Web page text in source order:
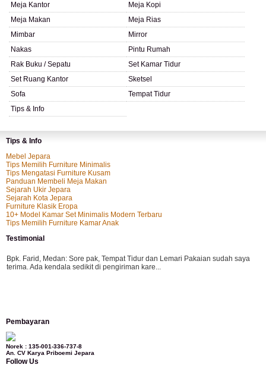
Meja Kantor
Meja Kopi
Meja Makan
Meja Rias
Mimbar
Mirror
Nakas
Pintu Rumah
Rak Buku / Sepatu
Set Kamar Tidur
Set Ruang Kantor
Sketsel
Sofa
Tempat Tidur
Tips & Info
Tips & Info
Mebel Jepara
Tips Memilih Furniture Minimalis
Tips Mengatasi Furniture Kusam
Panduan Membeli Meja Makan
Sejarah Ukir Jepara
Sejarah Kota Jepara
Furniture Klasik Eropa
10+ Model Kamar Set Minimalis Modern Terbaru
Tips Memilih Furniture Kamar Anak
Testimonial
Bpk. Farid, Medan: Sore pak, Tempat Tidur dan Lemari Pakaian sudah saya
terima. Ada kendala sedikit di pengiriman kare...
kursi teras saya sudah saya terima dan p...
Pembayaran
Norek : 135-001-336-737-8
An. CV Karya Priboemi Jepara
Follow Us